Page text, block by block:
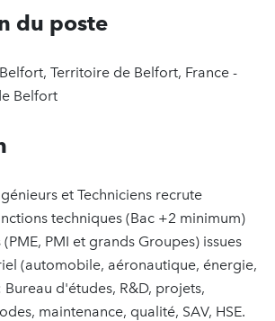
du poste
Territoire de Belfort, France -
Belfort
et Techniciens recrute
techniques (Bac +2 minimum)
PMI et grands Groupes) issues
(automobile, aéronautique, énergie,
Bureau d'études, R&D, projets,
maintenance, qualité, SAV, HSE.